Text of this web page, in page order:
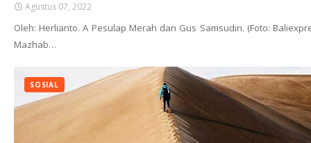
Agustus 07, 2022
Oleh: Herlianto. A Pesulap Merah dan Gus Samsudin. (Foto:
Mazhab…
SOSIAL